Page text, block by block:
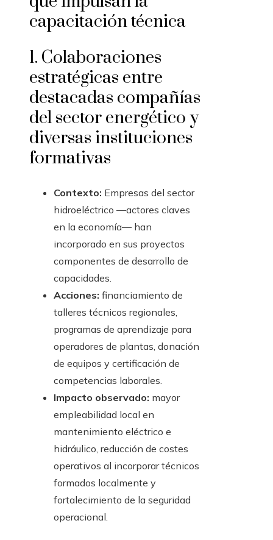
capacitación técnica
1. Colaboraciones
estratégicas entre
destacadas compañías
del sector energético y
diversas instituciones
formativas
Contexto: Empresas del sector
hidroeléctrico —actores claves
en la economía— han
incorporado en sus proyectos
componentes de desarrollo de
capacidades.
Acciones: financiamiento de
talleres técnicos regionales,
programas de aprendizaje para
operadores de plantas, donación
de equipos y certificación de
competencias laborales.
Impacto observado: mayor
empleabilidad local en
mantenimiento eléctrico e
hidráulico, reducción de costes
operativos al incorporar técnicos
formados localmente y
fortalecimiento de la seguridad
operacional.